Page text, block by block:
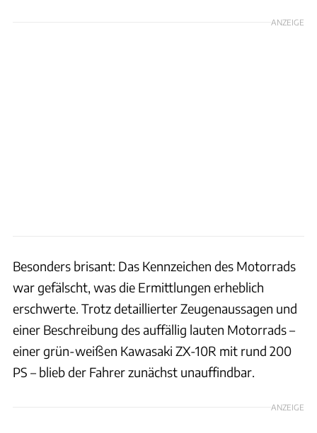
ANZEIGE
Besonders brisant: Das Kennzeichen des Motorrads
war gefälscht, was die Ermittlungen erheblich
erschwerte. Trotz detaillierter Zeugenaussagen und
einer Beschreibung des auffällig lauten Motorrads –
einer grün-weißen Kawasaki ZX-10R mit rund 200
PS – blieb der Fahrer zunächst unauffindbar.
ANZEIGE